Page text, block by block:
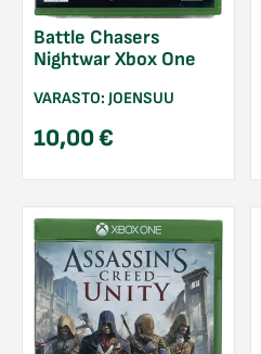
Battle Chasers
Nightwar Xbox One
VARASTO: JOENSUU
10,00€